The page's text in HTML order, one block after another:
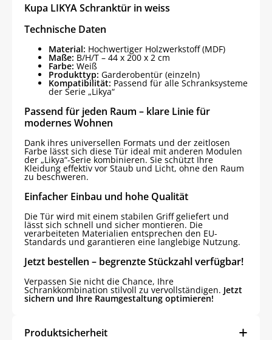
Kupa LIKYA Schranktür in weiss
Technische Daten
Material: Hochwertiger Holzwerkstoff (MDF)
Maße: B/H/T – 44 x 200 x 2 cm
Farbe: Weiß
Produkttyp: Garderobentür (einzeln)
Kompatibilität: Passend für alle Schranksysteme
der Serie „Likya“
Passend für jeden Raum – klare Linie für
modernes Wohnen
Dank ihres universellen Formats und der zeitlosen
Farbe lässt sich diese Tür ideal mit anderen Modulen
der „Likya“-Serie kombinieren. Sie schützt Ihre
Kleidung effektiv vor Staub und Licht, ohne den Raum
zu beschweren.
Einfacher Einbau und hohe Qualität
Die Tür wird mit einem stabilen Griff geliefert und
lässt sich schnell und sicher montieren. Die
verarbeiteten Materialien entsprechen den EU-
Standards und garantieren eine langlebige Nutzung.
Jetzt bestellen – begrenzte Stückzahl verfügbar!
Verpassen Sie nicht die Chance, Ihre
Schrankkombination stilvoll zu vervollständigen. Jetzt
sichern und Ihre Raumgestaltung optimieren!
Produktsicherheit